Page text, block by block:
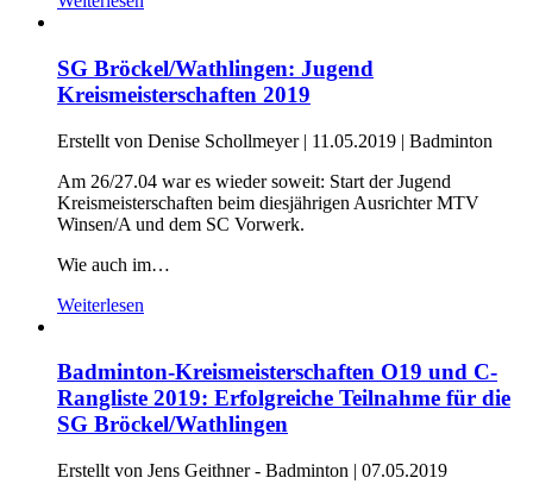
SG Bröckel/Wathlingen: Jugend
Kreismeisterschaften 2019
Erstellt von Denise Schollmeyer | 11.05.2019 | Badminton
Am 26/27.04 war es wieder soweit: Start der Jugend
Kreismeisterschaften beim diesjährigen Ausrichter MTV
Winsen/A und dem SC Vorwerk.
Wie auch im…
Weiterlesen
Badminton-Kreismeisterschaften O19 und C-
Rangliste 2019: Erfolgreiche Teilnahme für die
SG Bröckel/Wathlingen
Erstellt von Jens Geithner - Badminton | 07.05.2019